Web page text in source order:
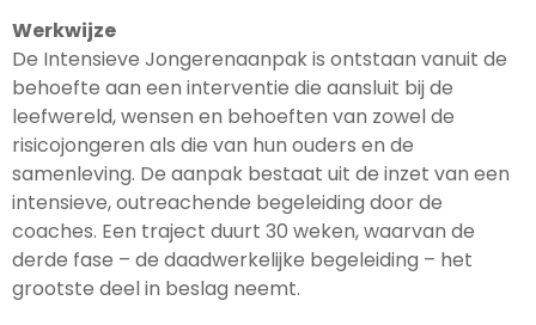
Werkwijze
De Intensieve Jongerenaanpak is ontstaan vanuit de
behoefte aan een interventie die aansluit bij de
leefwereld, wensen en behoeften van zowel de
risicojongeren als die van hun ouders en de
samenleving. De aanpak bestaat uit de inzet van een
intensieve, outreachende begeleiding door de
coaches. Een traject duurt 30 weken, waarvan de
derde fase – de daadwerkelijke begeleiding – het
grootste deel in beslag neemt.